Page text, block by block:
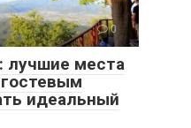
0
лучшие места
идеальный